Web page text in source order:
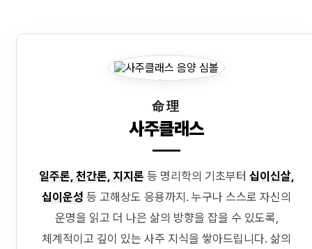
命理
사주클래스
일주론, 천간론, 지지론 등 명리학의 기초부터 십이신살,
십이운성 등 고해상도 응용까지. 누구나 스스로 자신의
운명을 읽고 더 나은 삶의 방향을 잡을 수 있도록,
체계적이고 깊이 있는 사주 지식을 쌓아드립니다. 삶의